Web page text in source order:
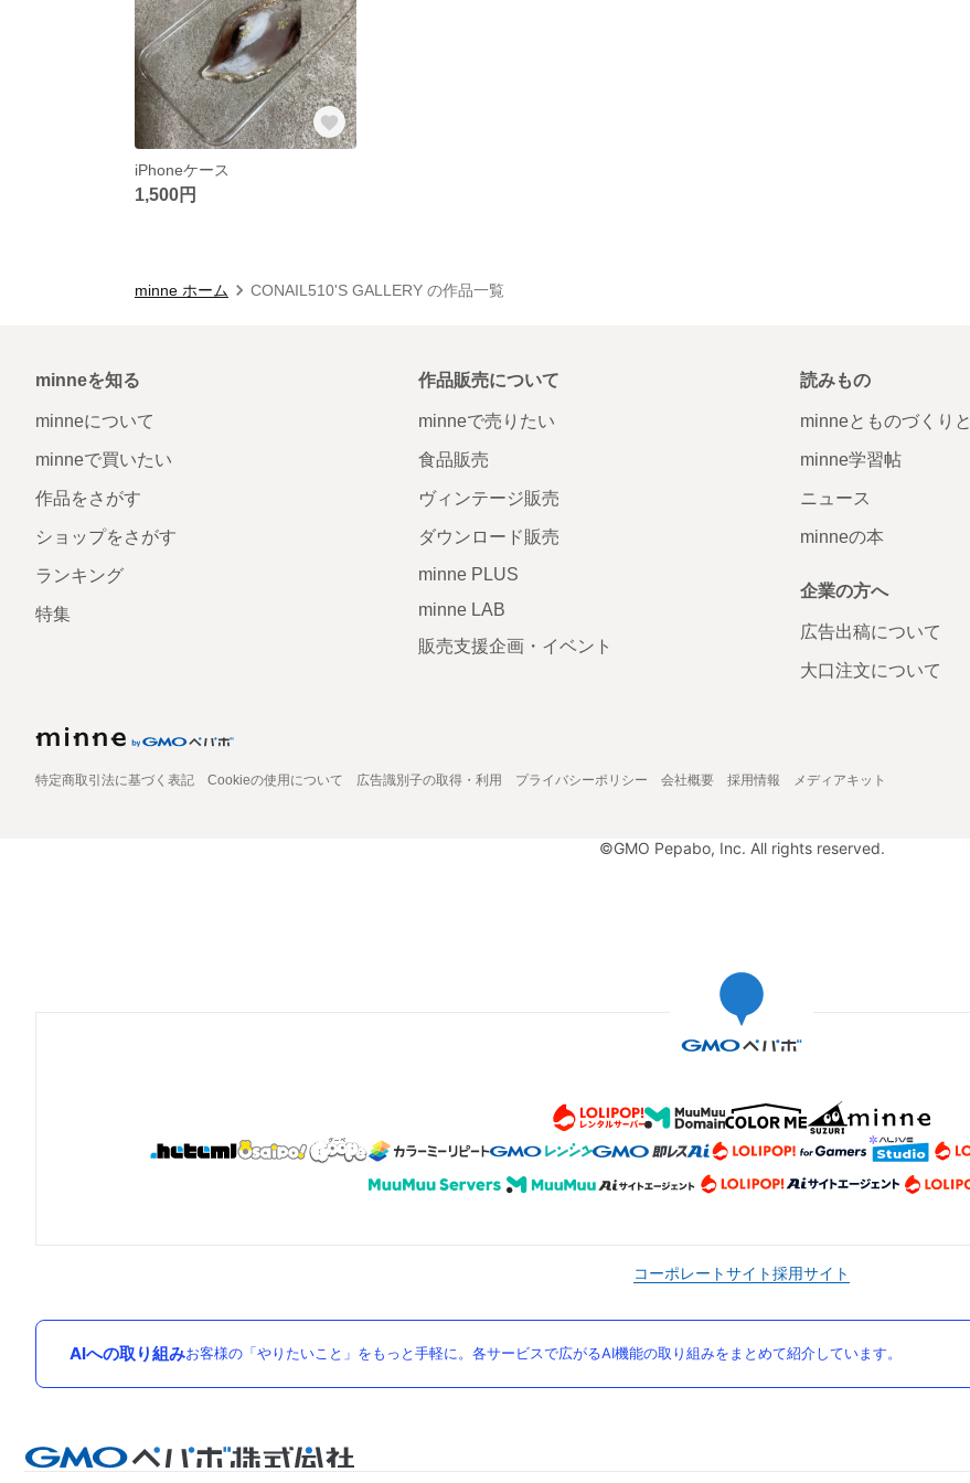
iPhoneケース
1,500円
minne ホーム CONAIL510'S GALLERY の作品一覧
minneを知る
minneについて
minneで買いたい
作品をさがす
ショップをさがす
ランキング
特集
作品販売について
minneで売りたい
食品販売
ヴィンテージ販売
ダウンロード販売
minne PLUS
minne LAB
販売支援企画・イベント
読みもの
minneとものづくりと
minne学習帖
ニュース
minneの本
企業の方へ
広告出稿について
大口注文について
特定商取引法に基づく表記 Cookieの使用について 広告識別子の取得・利用 プライバシーポリシー 会社概要 採用情報 メディアキット
©GMO Pepabo, Inc. All rights reserved.
コーポレートサイト採用サイト
AIへの取り組みお客様の「やりたいこと」をもっと手軽に。各サービスで広がるAI機能の取り組みをまとめて紹介しています。